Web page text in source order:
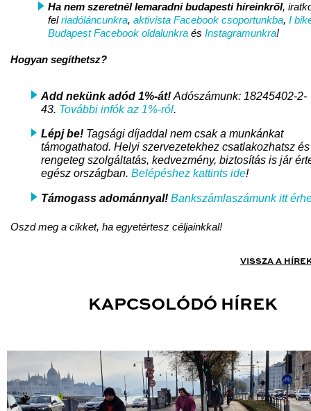
Ha nem szeretnél lemaradni budapesti híreinkről,
felriadóláncunkra, aktivista Facebook csoportunkba, I
Budapest Facebook oldalunkra és Instagramunkra!
Hogyan segíthetsz?
Add nekünk adód 1%-át! Adószámunk: 18245402-2-
43. További infók az 1%-ról.
Lépj be! Tagsági díjaddal nem csak a munkánkat
támogathatod. Helyi szervezetekhez csatlakozhatsz és
rengeteg szolgáltatás, kedvezmény, biztosítás is jár
egész országban. Belépéshez kattints ide!
Támogass adománnyal! Bankszámlaszámunk itt
Oszd meg a cikket, ha egyetértesz céljainkkal!
VISSZA A
KAPCSOLÓDÓ HÍREK